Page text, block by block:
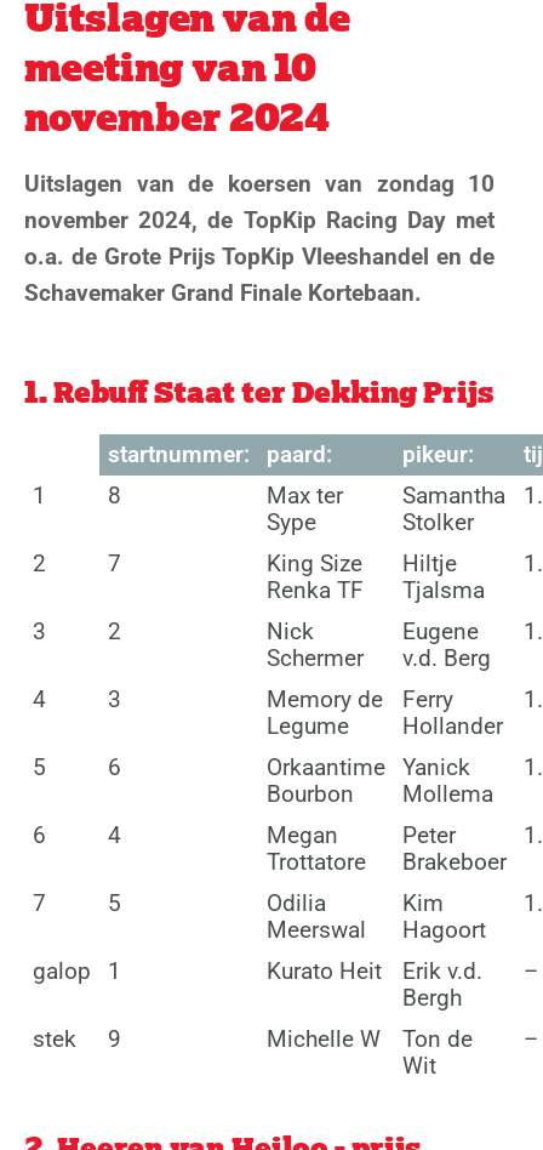
Uitslagen van de
meeting van 10
november 2024
Uitslagen van de koersen van zondag 10
november 2024, de TopKip Racing Day met
o.a. de Grote Prijs TopKip Vleeshandel en de
Schavemaker Grand Finale Kortebaan.
1. Rebuff Staat ter Dekking Prijs
startnummer: paard: pikeur:
1
8
Max ter
Sype
Samantha
Stolker
2 7
King Size
Renka TF
Hiltje
Tjalsma
3 2
Nick
Schermer
Eugene
v.d. Berg
4 3
Memory de
Legume
Ferry
Hollander
5 6
Orkaantime
Bourbon
Yanick
Mollema
6 4
Megan
Trottatore
Peter
Brakeboer
7 5
Odilia
Meerswal
Kim
Hagoort
galop 1 Kurato Heit
Erik v.d.
Bergh
–
stek 9 Michelle W
Ton de
Wit
–